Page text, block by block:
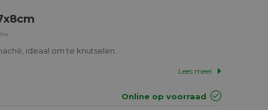
ideaal om te knutselen.
Lees meer
Online op voorraad